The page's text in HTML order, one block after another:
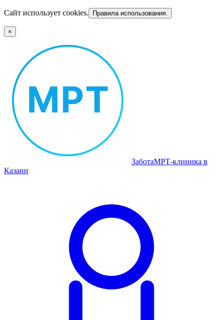
Сайт использует cookies. Правила использования.
×
ЗаботаМРТ‑клиника в
Казани